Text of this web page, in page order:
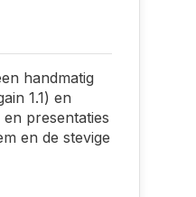
handmatig
1.1) en
presentaties
en de stevige